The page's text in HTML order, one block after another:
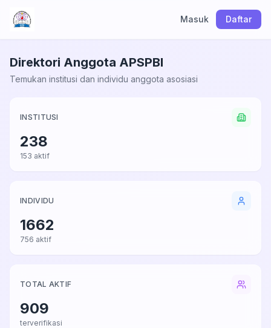
Masuk Daftar
Direktori Anggota APSPBI
Temukan institusi dan individu anggota asosiasi
INSTITUSI
238
153 aktif
INDIVIDU
1662
756 aktif
TOTAL AKTIF
909
terverifikasi